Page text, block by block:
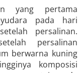
yang pertama
pada hari
persalinan.
persalinan
berwarna kuning
komposisi